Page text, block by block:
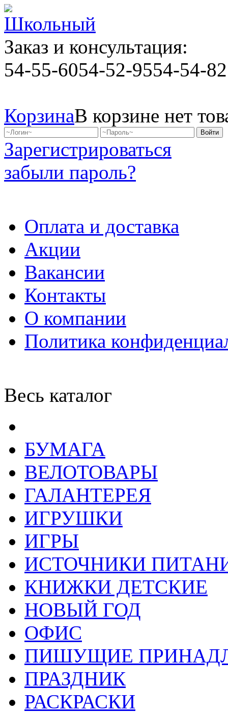
Заказ и консультация:
54-55-6054-52-9554-54-82
КорзинаВ корзине нет
Зарегистрироваться
забыли пароль?
Оплата и доставка
Акции
Вакансии
Контакты
О компании
Политика
Весь каталог
БУМАГА
ВЕЛОТОВАРЫ
ГАЛАНТЕРЕЯ
ИГРУШКИ
ИГРЫ
ИСТОЧНИКИ
КНИЖКИ ДЕТСКИЕ
НОВЫЙ ГОД
ОФИС
ПИШУЩИЕ
ПРАЗДНИК
РАСКРАСКИ